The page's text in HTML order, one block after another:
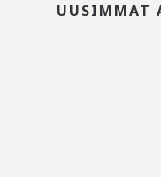
UUSIMMAT